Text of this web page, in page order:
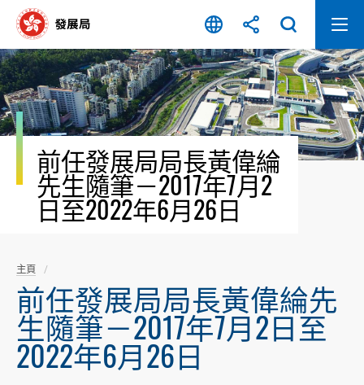
容
開
始
前任發展局局長黃偉綸
先生隨筆－2017年7月2
日至2022年6月26日
主頁
前任發展局局長黃偉綸先
生隨筆－2017年7月2日至
2022年6月26日